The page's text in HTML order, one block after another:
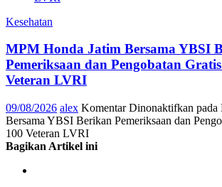
Kesehatan
MPM Honda Jatim Bersama YBSI
Pemeriksaan dan Pengobatan
Veteran LVRI
09/08/2026 alex Komentar Dinonaktifkan pada
Bersama YBSI Berikan Pemeriksaan dan
100 Veteran LVRI
Bagikan Artikel ini